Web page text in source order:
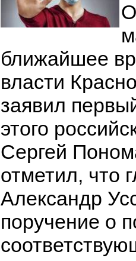
ближайшее
власти
заявил
этого
Сергей
отметил, что
Александр
поручение о